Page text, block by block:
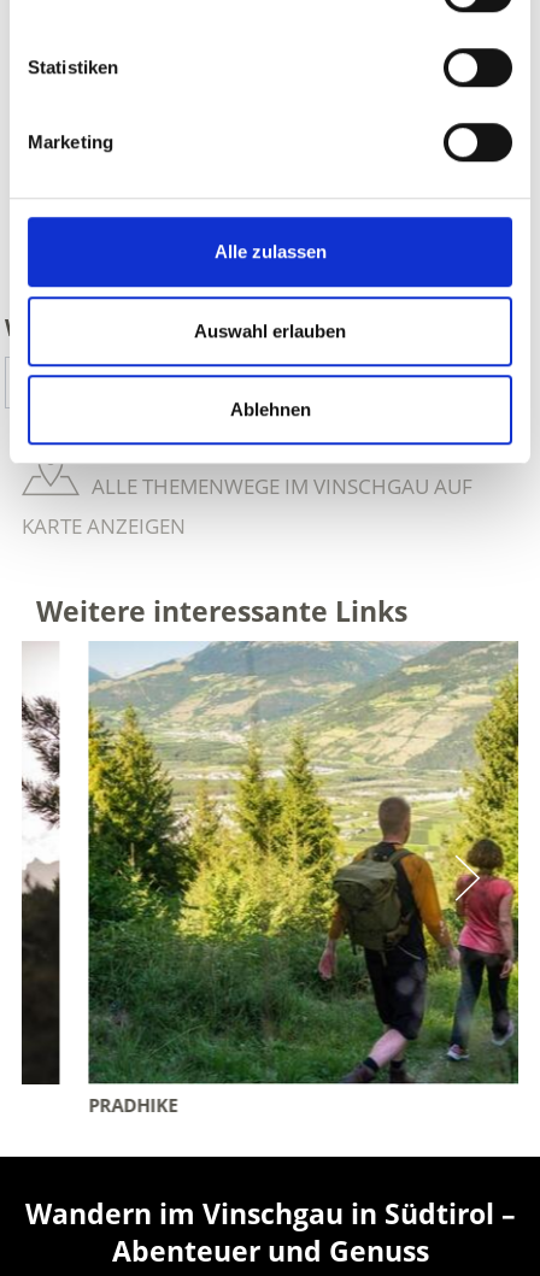
Statistiken
Marketing
Alle zulassen
Auswahl erlauben
Ablehnen
WAR DER INHALT FÜR SIE HILFREICH?
Ja
Nein
ALLE THEMENWEGE IM VINSCHGAU AUF
KARTE ANZEIGEN
Weitere interessante Links
PRADHIKE
Wandern im Vinschgau in Südtirol –
Abenteuer und Genuss